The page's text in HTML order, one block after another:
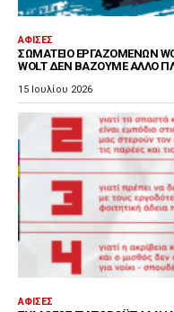
ΑΦΊΣΕΣ
ΣΩΜΑΤΕΊΟ ΕΡΓΑΖΟΜΈΝΩΝ
WOLT ΔΕΝ ΒΆΖΟΥΜΕ ΆΛΛΟ
15 Ιουλίου 2026
ΑΦΊΣΕΣ